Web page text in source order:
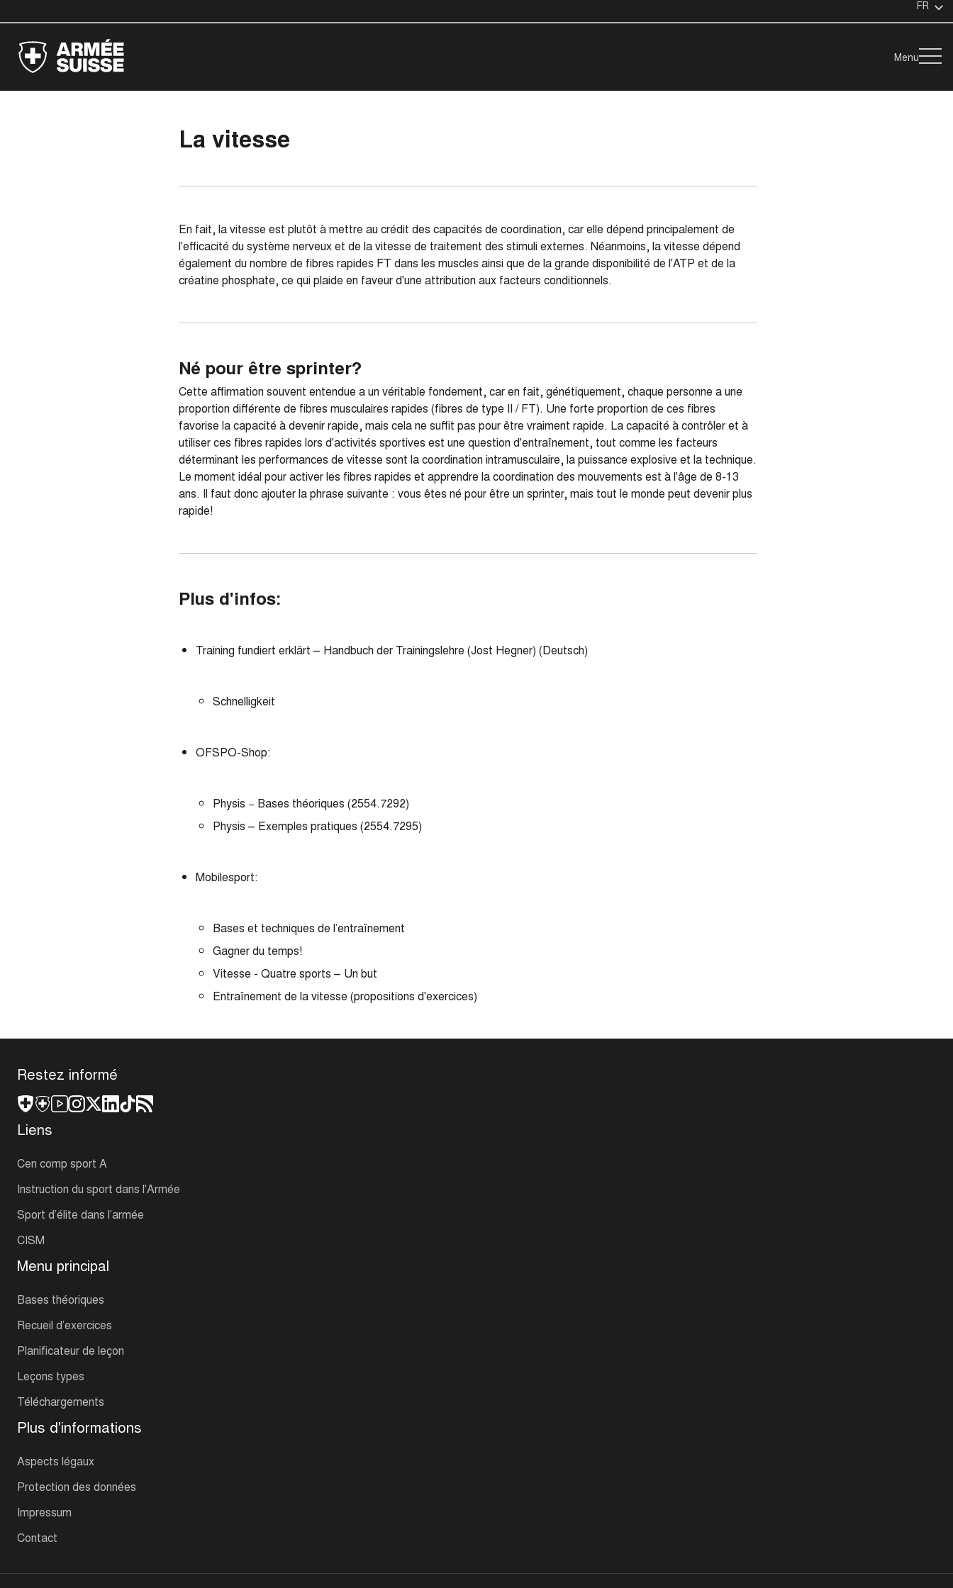
FR
Menu
La vitesse
En fait, la vitesse est plutôt à mettre au crédit des capacités de coordination, car elle dépend principalement de
l'efficacité du système nerveux et de la vitesse de traitement des stimuli externes. Néanmoins, la vitesse dépend
également du nombre de fibres rapides FT dans les muscles ainsi que de la grande disponibilité de l'ATP et de la
créatine phosphate, ce qui plaide en faveur d'une attribution aux facteurs conditionnels.
Né pour être sprinter?
Cette affirmation souvent entendue a un véritable fondement, car en fait, génétiquement, chaque personne a une
proportion différente de fibres musculaires rapides (fibres de type II / FT). Une forte proportion de ces fibres
favorise la capacité à devenir rapide, mais cela ne suffit pas pour être vraiment rapide. La capacité à contrôler et à
utiliser ces fibres rapides lors d'activités sportives est une question d'entraînement, tout comme les facteurs
déterminant les performances de vitesse sont la coordination intramusculaire, la puissance explosive et la technique.
Le moment idéal pour activer les fibres rapides et apprendre la coordination des mouvements est à l'âge de 8-13
ans. Il faut donc ajouter la phrase suivante : vous êtes né pour être un sprinter, mais tout le monde peut devenir plus
rapide!
Plus d'infos:
Training fundiert erklärt – Handbuch der Trainingslehre (Jost Hegner) (Deutsch)
Schnelligkeit
OFSPO-Shop:
Physis − Bases théoriques (2554.7292)
Physis – Exemples pratiques (2554.7295)
Mobilesport:
Bases et techniques de l’entraînement
Gagner du temps!
Vitesse - Quatre sports – Un but
Entraînement de la vitesse (propositions d'exercices)
Restez informé
Liens
Cen comp sport A
Instruction du sport dans l'Armée
Sport d’élite dans l’armée
CISM
Menu principal
Bases théoriques
Recueil d’exercices
Planificateur de leçon
Leçons types
Téléchargements
Plus d'informations
Aspects légaux
Protection des données
Impressum
Contact